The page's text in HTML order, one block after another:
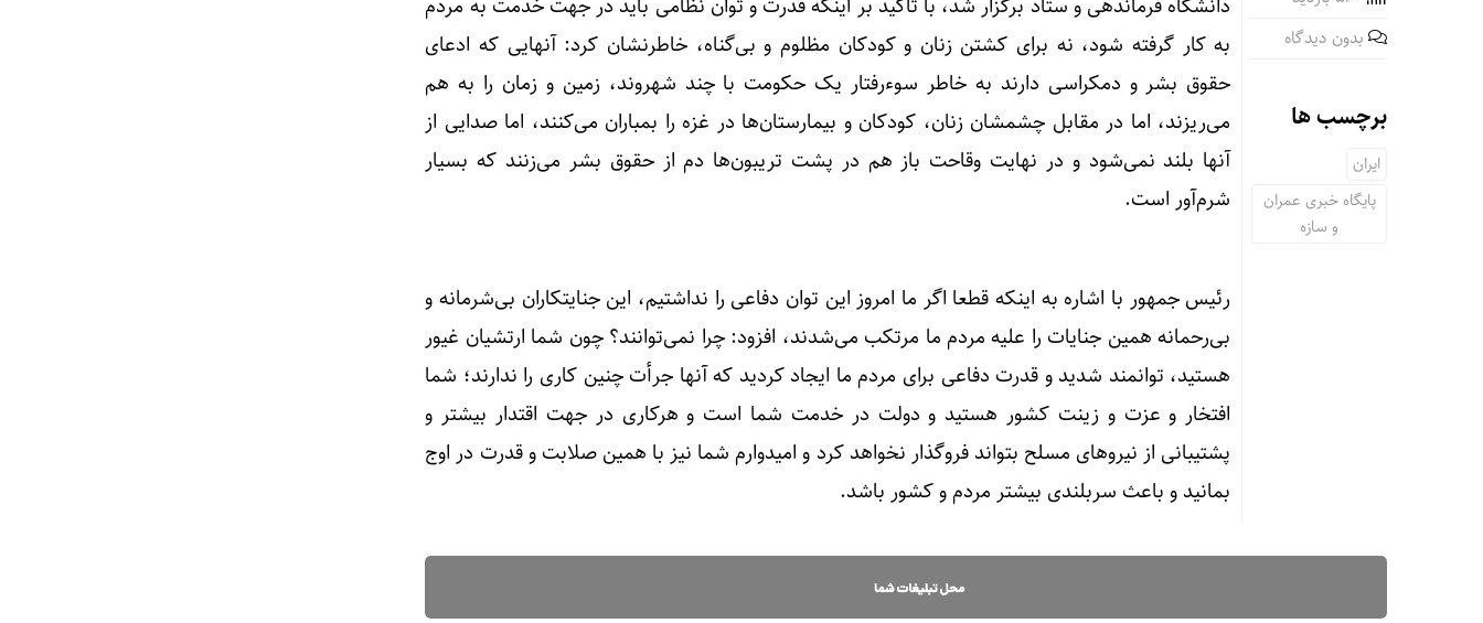
بدون دیدگاه
برچسب ها
ایران
پایگاه خبری عمران
و سازه
به کار گرفته شود، نه برای کشتن زنان و کودکان مظلوم و بی‌گناه، خاطرنشان کرد: آنهایی که ادعای
حقوق بشر و دمکراسی دارند به خاطر سوءرفتار یک حکومت با چند شهروند، زمین و زمان را به هم
می‌ریزند، اما در مقابل چشمشان زنان، کودکان و بیمارستان‌ها در غزه را بمباران می‌کنند، اما صدایی از
آنها بلند نمی‌شود و در نهایت وقاحت باز هم در پشت تریبون‌ها دم از حقوق بشر می‌زنند که بسیار
شرم‌آور است.
رئیس جمهور با اشاره به اینکه قطعا اگر ما امروز این توان دفاعی را نداشتیم، این جنایتکاران بی‌شرمانه و
بی‌رحمانه همین جنایات را علیه مردم ما مرتکب می‌شدند، افزود: چرا نمی‌توانند؟ چون شما ارتشیان غیور
هستید، توانمند شدید و قدرت دفاعی برای مردم ما ایجاد کردید که آنها جرأت چنین کاری را ندارند؛ شما
افتخار و عزت و زینت کشور هستید و دولت در خدمت شما است و هرکاری در جهت اقتدار بیشتر و
پشتیبانی از نیروهای مسلح بتواند فروگذار نخواهد کرد و امیدوارم شما نیز با همین صلابت و قدرت در اوج
بمانید و باعث سربلندی بیشتر مردم و کشور باشد.